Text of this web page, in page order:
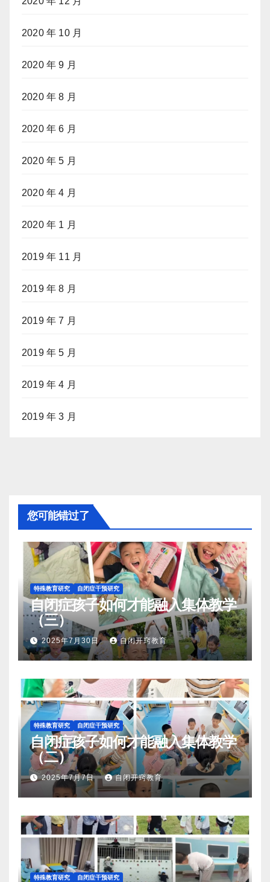
2020 年 10 月
2020 年 9 月
2020 年 8 月
2020 年 6 月
2020 年 5 月
2020 年 4 月
2020 年 1 月
2019 年 11 月
2019 年 8 月
2019 年 7 月
2019 年 5 月
2019 年 4 月
2019 年 3 月
您可能错过了
特殊教育研究 自闭症干预研究
自闭症孩子如何才能融入集体教学
（三）
2025年7月30日 自闭开窍教育
特殊教育研究 自闭症干预研究
自闭症孩子如何才能融入集体教学
（二）
2025年7月7日 自闭开窍教育
特殊教育研究 自闭症干预研究